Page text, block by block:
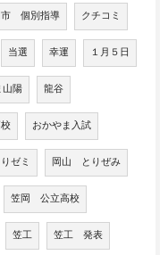
個別指導 クチコミ
当選 幸運 １月５日
山陽 龍谷
おかやま入試
ゼミ 岡山 とりぜみ
笠岡 公立高校
笠工 笠工 発表